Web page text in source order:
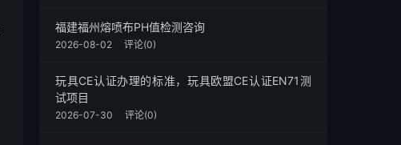
福建福州熔喷布PH值检测咨询
2026-08-02 评论(0)
玩具CE认证办理的标准，玩具欧盟CE认证EN71测
试项目
2026-07-30 评论(0)